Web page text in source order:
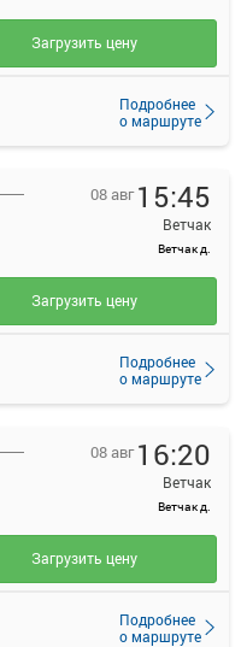
Подробнее
о маршруте
Загрузить цену
08 авг 15:45
Ветчак
Ветчак д.
Подробнее
о маршруте
Загрузить цену
08 авг 16:20
Ветчак
Ветчак д.
Подробнее
о маршруте
Загрузить цену